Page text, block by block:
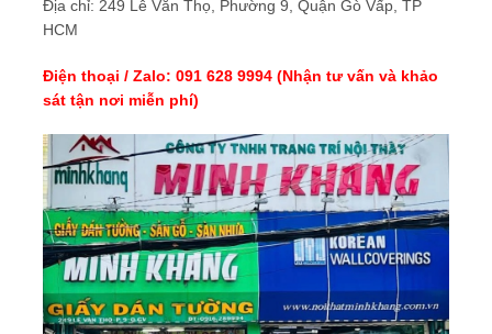
Địa chỉ: 249 Lê Văn Thọ, Phường 9, Quận Gò Vấp, TP
HCM
Điện thoại / Zalo: 091 628 9994 (Nhận tư vấn và khảo
sát tận nơi miễn phí)